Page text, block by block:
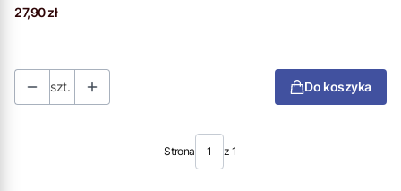
Cena
27,90 zł
szt. Do koszyka
Strona z 1